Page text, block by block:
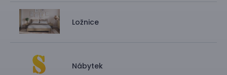
Ložnice
Nábytek